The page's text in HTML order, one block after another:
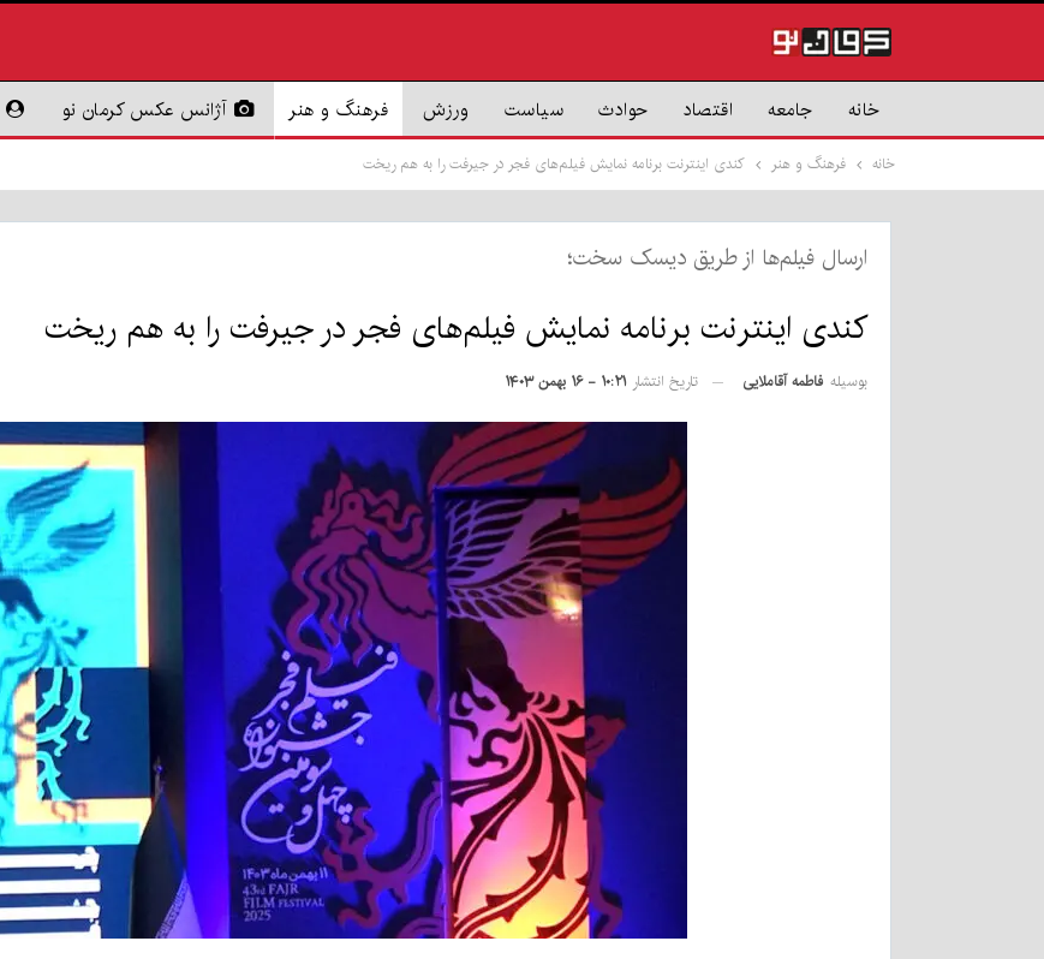
خانه جامعه اقتصاد حوادث سیاست ورزش فرهنگ و هنر آژانس عکس کرمان نو
خانه فرهنگ و هنر کندی اینترنت برنامه نمایش فیلم‌های فجر در جیرفت را به هم ریخت
ارسال فیلم‌ها از طریق دیسک سخت؛
کندی اینترنت برنامه نمایش فیلم‌های فجر در جیرفت را به هم ریخت
بوسیله فاطمه آقاملایی تاریخ انتشار ۱۰:۲۱ - ۱۶ بهمن ۱۴۰۳